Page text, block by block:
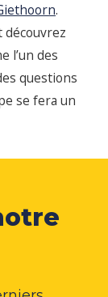
.
découvrez
l’un des
questions
se fera un